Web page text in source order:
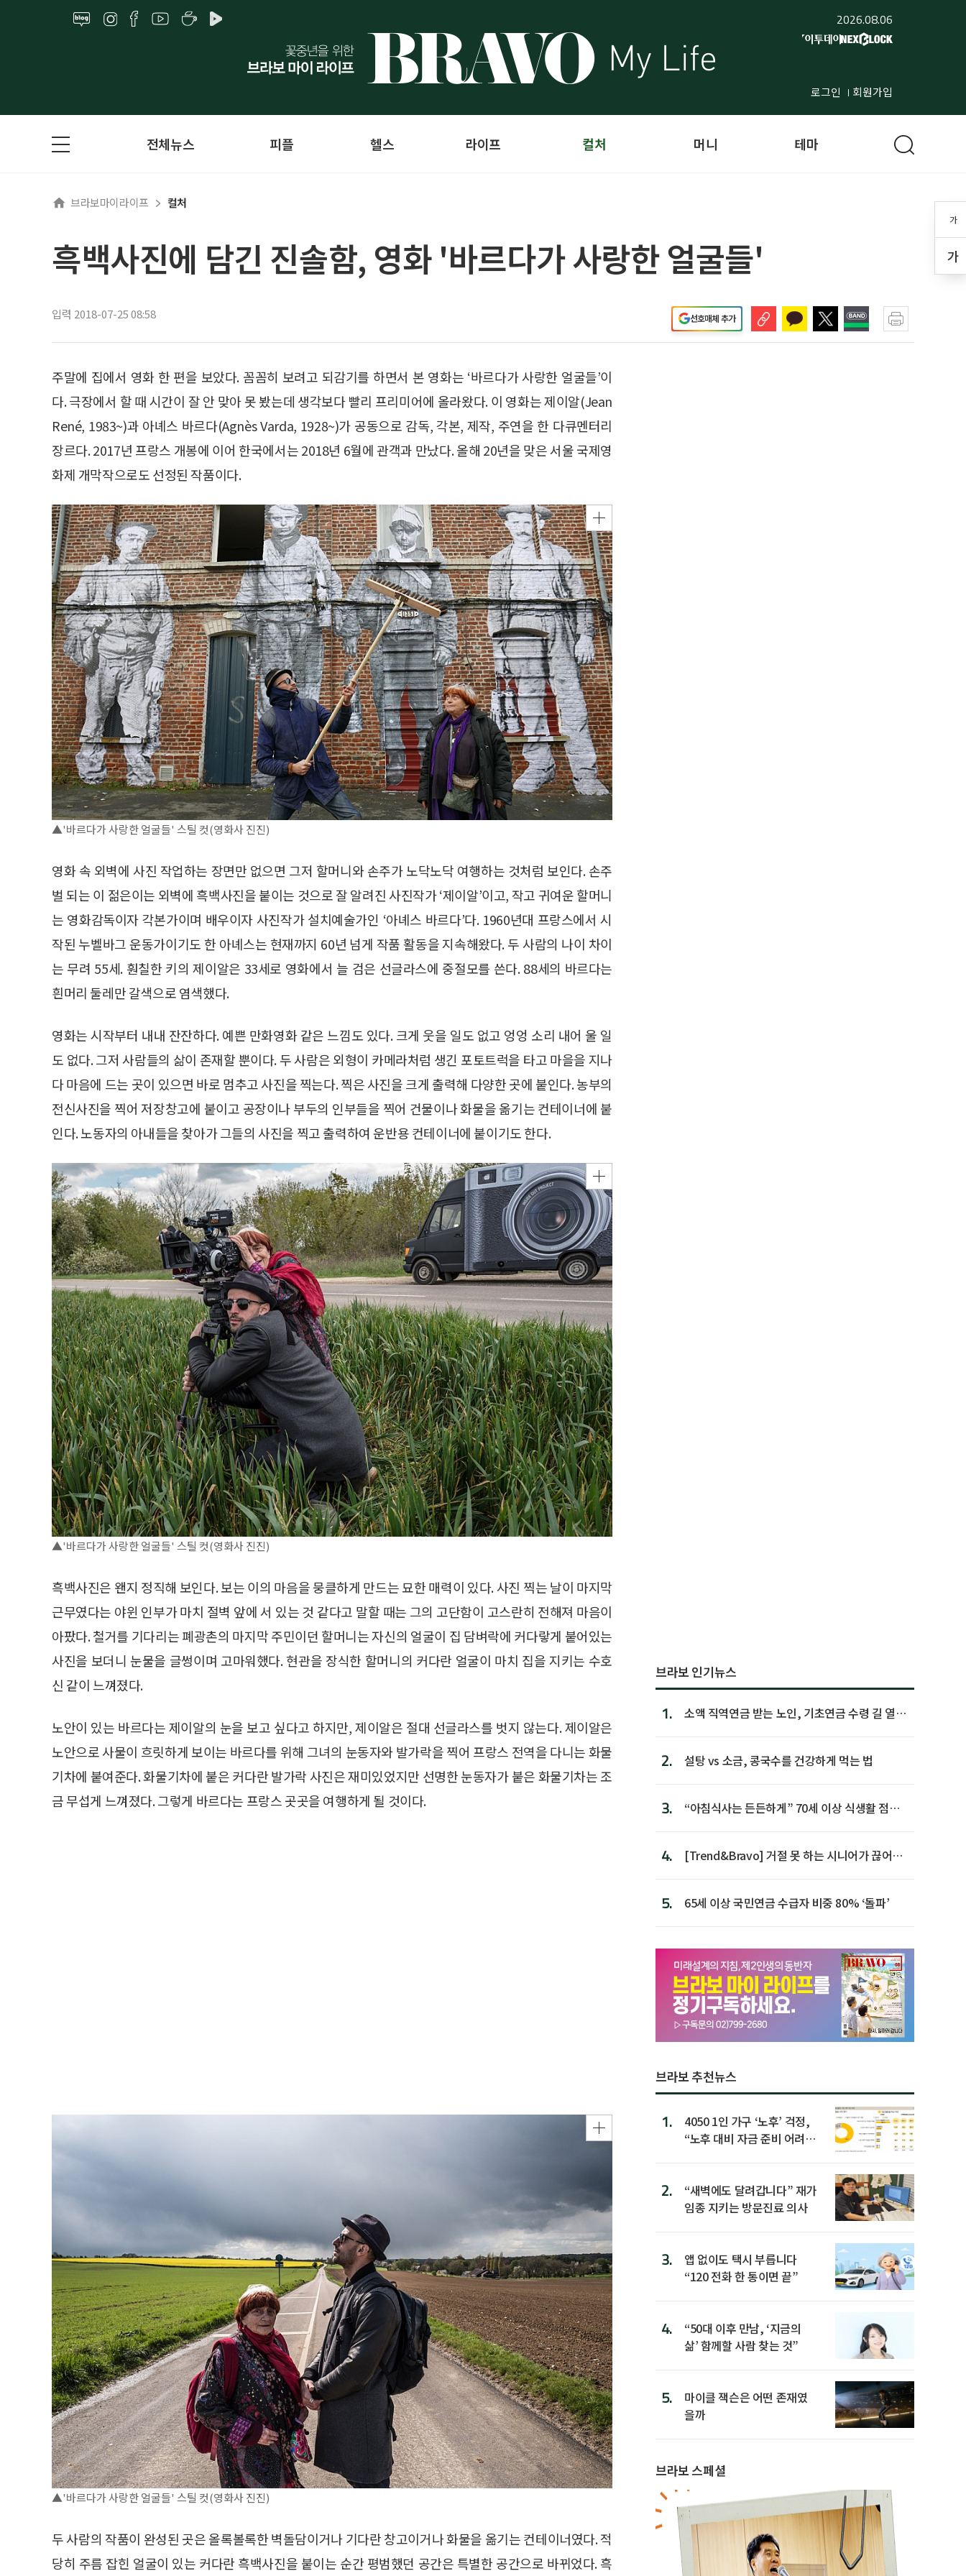
2026.08.06
로그인 회원가입
가
가
전체뉴스 피플 헬스 라이프 컬처 머니 테마
브라보마이라이프 컬처
흑백사진에 담긴 진솔함, 영화 '바르다가 사랑한 얼굴들'
입력 2018-07-25 08:58 선호매체 추가
주말에 집에서 영화 한 편을 보았다. 꼼꼼히 보려고 되감기를 하면서 본 영화는 ‘바르다가 사랑한 얼굴들’이
다. 극장에서 할 때 시간이 잘 안 맞아 못 봤는데 생각보다 빨리 프리미어에 올라왔다. 이 영화는 제이알(Jean
René, 1983~)과 아녜스 바르다(Agnès Varda, 1928~)가 공동으로 감독, 각본, 제작, 주연을 한 다큐멘터리
장르다. 2017년 프랑스 개봉에 이어 한국에서는 2018년 6월에 관객과 만났다. 올해 20년을 맞은 서울 국제영
화제 개막작으로도 선정된 작품이다.
▲'바르다가 사랑한 얼굴들' 스틸 컷(영화사 진진)
영화 속 외벽에 사진 작업하는 장면만 없으면 그저 할머니와 손주가 노닥노닥 여행하는 것처럼 보인다. 손주
벌 되는 이 젊은이는 외벽에 흑백사진을 붙이는 것으로 잘 알려진 사진작가 ‘제이알’이고, 작고 귀여운 할머니
는 영화감독이자 각본가이며 배우이자 사진작가 설치예술가인 ‘아녜스 바르다’다. 1960년대 프랑스에서 시
작된 누벨바그 운동가이기도 한 아녜스는 현재까지 60년 넘게 작품 활동을 지속해왔다. 두 사람의 나이 차이
는 무려 55세. 훤칠한 키의 제이알은 33세로 영화에서 늘 검은 선글라스에 중절모를 쓴다. 88세의 바르다는
흰머리 둘레만 갈색으로 염색했다.
영화는 시작부터 내내 잔잔하다. 예쁜 만화영화 같은 느낌도 있다. 크게 웃을 일도 없고 엉엉 소리 내어 울 일
도 없다. 그저 사람들의 삶이 존재할 뿐이다. 두 사람은 외형이 카메라처럼 생긴 포토트럭을 타고 마을을 지나
다 마음에 드는 곳이 있으면 바로 멈추고 사진을 찍는다. 찍은 사진을 크게 출력해 다양한 곳에 붙인다. 농부의
전신사진을 찍어 저장창고에 붙이고 공장이나 부두의 인부들을 찍어 건물이나 화물을 옮기는 컨테이너에 붙
인다. 노동자의 아내들을 찾아가 그들의 사진을 찍고 출력하여 운반용 컨테이너에 붙이기도 한다.
▲'바르다가 사랑한 얼굴들' 스틸 컷(영화사 진진)
흑백사진은 왠지 정직해 보인다. 보는 이의 마음을 뭉클하게 만드는 묘한 매력이 있다. 사진 찍는 날이 마지막
근무였다는 야윈 인부가 마치 절벽 앞에 서 있는 것 같다고 말할 때는 그의 고단함이 고스란히 전해져 마음이
아팠다. 철거를 기다리는 폐광촌의 마지막 주민이던 할머니는 자신의 얼굴이 집 담벼락에 커다랗게 붙어있는
사진을 보더니 눈물을 글썽이며 고마워했다. 현관을 장식한 할머니의 커다란 얼굴이 마치 집을 지키는 수호
신 같이 느껴졌다.
노안이 있는 바르다는 제이알의 눈을 보고 싶다고 하지만, 제이알은 절대 선글라스를 벗지 않는다. 제이알은
노안으로 사물이 흐릿하게 보이는 바르다를 위해 그녀의 눈동자와 발가락을 찍어 프랑스 전역을 다니는 화물
기차에 붙여준다. 화물기차에 붙은 커다란 발가락 사진은 재미있었지만 선명한 눈동자가 붙은 화물기차는 조
금 무섭게 느껴졌다. 그렇게 바르다는 프랑스 곳곳을 여행하게 될 것이다.
▲'바르다가 사랑한 얼굴들' 스틸 컷(영화사 진진)
두 사람의 작품이 완성된 곳은 올록볼록한 벽돌담이거나 기다란 창고이거나 화물을 옮기는 컨테이너였다. 적
당히 주름 잡힌 얼굴이 있는 커다란 흑백사진을 붙이는 순간 평범했던 공간은 특별한 공간으로 바뀌었다. 흑
브라보 인기뉴스
1.
소액 직역연금 받는 노인, 기초연금 수령 길 열린
2. 설탕 vs 소금, 콩국수를 건강하게 먹는 법
3.
“아침식사는 든든하게” 70세 이상 식생활 점수
4.
[Trend&Bravo] 거절 못 하는 시니어가 끊어야
5. 65세 이상 국민연금 수급자 비중 80% ‘돌파’
브라보 추천뉴스
1.
4050 1인 가구 ‘노후’ 걱정,
“노후 대비 자금 준비 어려
2.
“새벽에도 달려갑니다” 재가
임종 지키는 방문진료 의사
3.
앱 없이도 택시 부릅니다
“120 전화 한 통이면 끝”
4.
“50대 이후 만남, ‘지금의
삶’ 함께할 사람 찾는 것”
5.
마이클 잭슨은 어떤 존재였
을까
브라보 스페셜